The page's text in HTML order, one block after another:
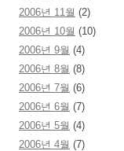
2006년 11월 (2)
2006년 10월 (10)
2006년 9월 (4)
2006년 8월 (8)
2006년 7월 (6)
2006년 6월 (7)
2006년 5월 (4)
2006년 4월 (7)